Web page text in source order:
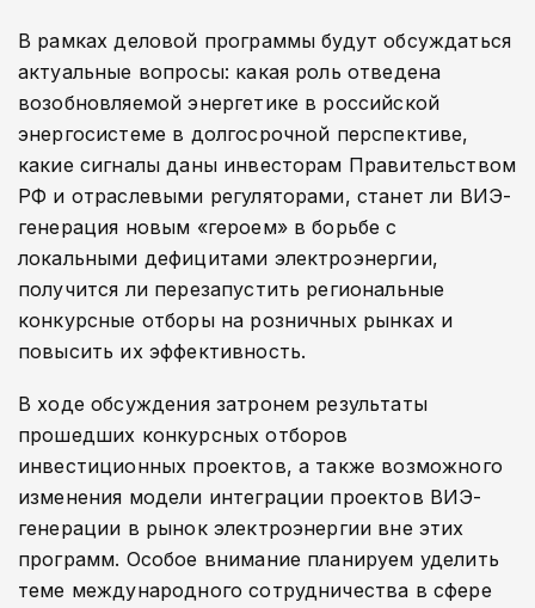
В рамках деловой программы будут обсуждаться
актуальные вопросы: какая роль отведена
возобновляемой энергетике в российской
энергосистеме в долгосрочной перспективе,
какие сигналы даны инвесторам Правительством
РФ и отраслевыми регуляторами, станет ли ВИЭ-
генерация новым «героем» в борьбе с
локальными дефицитами электроэнергии,
получится ли перезапустить региональные
конкурсные отборы на розничных рынках и
повысить их эффективность.
В ходе обсуждения затронем результаты
прошедших конкурсных отборов
инвестиционных проектов, а также возможного
изменения модели интеграции проектов ВИЭ-
генерации в рынок электроэнергии вне этих
программ. Особое внимание планируем уделить
теме международного сотрудничества в сфере